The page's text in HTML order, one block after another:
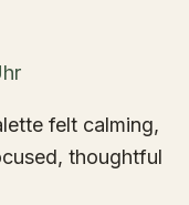
felt calming,
thoughtful